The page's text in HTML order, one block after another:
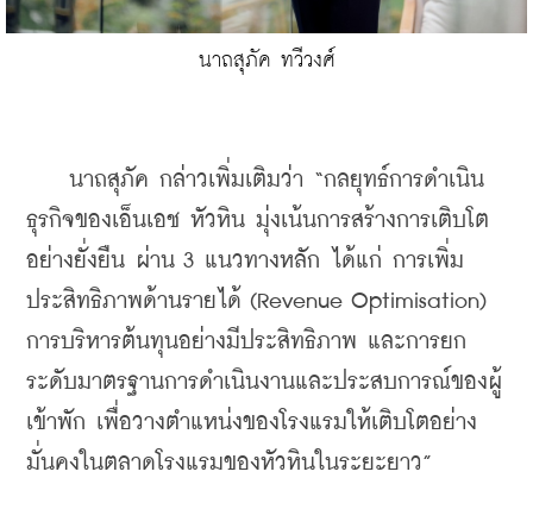
นาถสุภัค ทวีวงศ์
นาถสุภัค กล่าวเพิ่มเติมว่า “กลยุทธ์การดำเนิน
ธุรกิจของเอ็นเอช หัวหิน มุ่งเน้นการสร้างการเติบโต
อย่างยั่งยืน ผ่าน 3 แนวทางหลัก ได้แก่ การเพิ่ม
ประสิทธิภาพด้านรายได้ (Revenue Optimisation)
การบริหารต้นทุนอย่างมีประสิทธิภาพ และการยก
ระดับมาตรฐานการดำเนินงานและประสบการณ์ของผู้
เข้าพัก เพื่อวางตำแหน่งของโรงแรมให้เติบโตอย่าง
มั่นคงในตลาดโรงแรมของหัวหินในระยะยาว”